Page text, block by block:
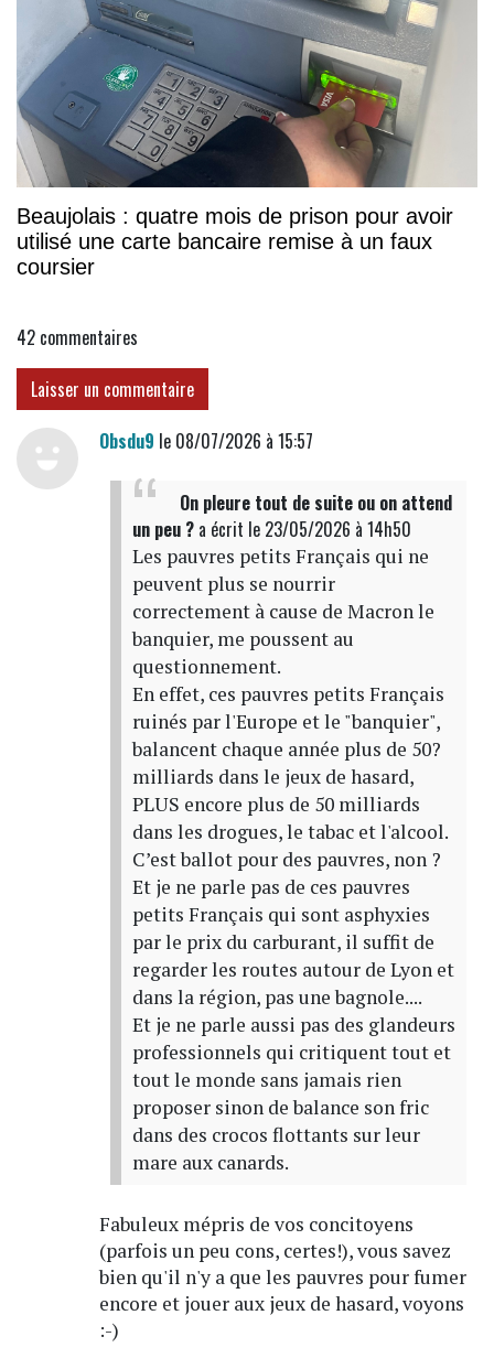
Beaujolais : quatre mois de prison pour avoir
utilisé une carte bancaire remise à un faux
coursier
42 commentaires
Laisser un commentaire
Obsdu9 le 08/07/2026 à 15:57
On pleure tout de suite ou on attend
un peu ?a écrit le 23/05/2026 à 14h50
Les pauvres petits Français qui ne
peuvent plus se nourrir
correctement à cause de Macron le
banquier, me poussent au
questionnement.
En effet, ces pauvres petits Français
ruinés par l'Europe et le "banquier",
balancent chaque année plus de 50?
milliards dans le jeux de hasard,
PLUS encore plus de 50 milliards
dans les drogues, le tabac et l'alcool.
C’est ballot pour des pauvres, non ?
Et je ne parle pas de ces pauvres
petits Français qui sont asphyxies
par le prix du carburant, il suffit de
regarder les routes autour de Lyon et
dans la région, pas une bagnole....
Et je ne parle aussi pas des glandeurs
professionnels qui critiquent tout et
tout le monde sans jamais rien
proposer sinon de balance son fric
dans des crocos flottants sur leur
mare aux canards.
Fabuleux mépris de vos concitoyens
(parfois un peu cons, certes!), vous savez
bien qu'il n'y a que les pauvres pour fumer
encore et jouer aux jeux de hasard, voyons
:-)